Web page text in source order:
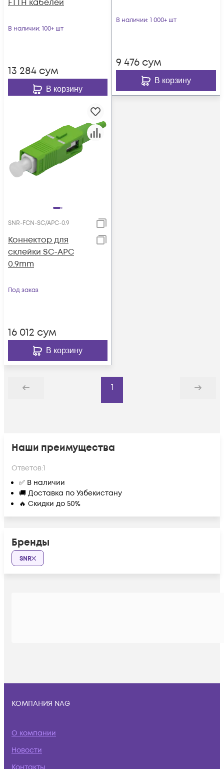
FTTH кабелей
В наличии: 100+ шт
13 284 сум
В корзину
В наличии: 1 000+ шт
9 476 сум
В корзину
SNR-FCN-SC/APC-0.9
Коннектор для
склейки SC-APC
0.9mm
Под заказ
16 012 сум
В корзину
Назад
1
Дальше
Наши преимущества
Ответов:1
✅ В наличии
🚚 Доставка по Узбекистану
🔥 Скидки до 50%
Бренды
SNR
КОМПАНИЯ NAG
О компании
Новости